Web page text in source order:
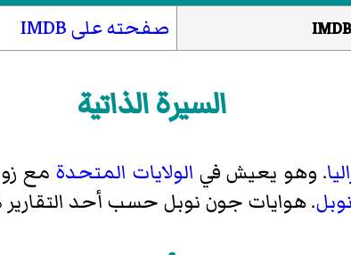
IMDB صفحته على IMDB
السيرة الذاتية
. وهو يعيش في الولايات المتحدة مع
. هوايات جون نوبل حسب أحد